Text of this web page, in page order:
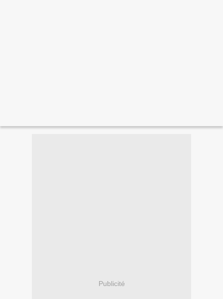
Publicité